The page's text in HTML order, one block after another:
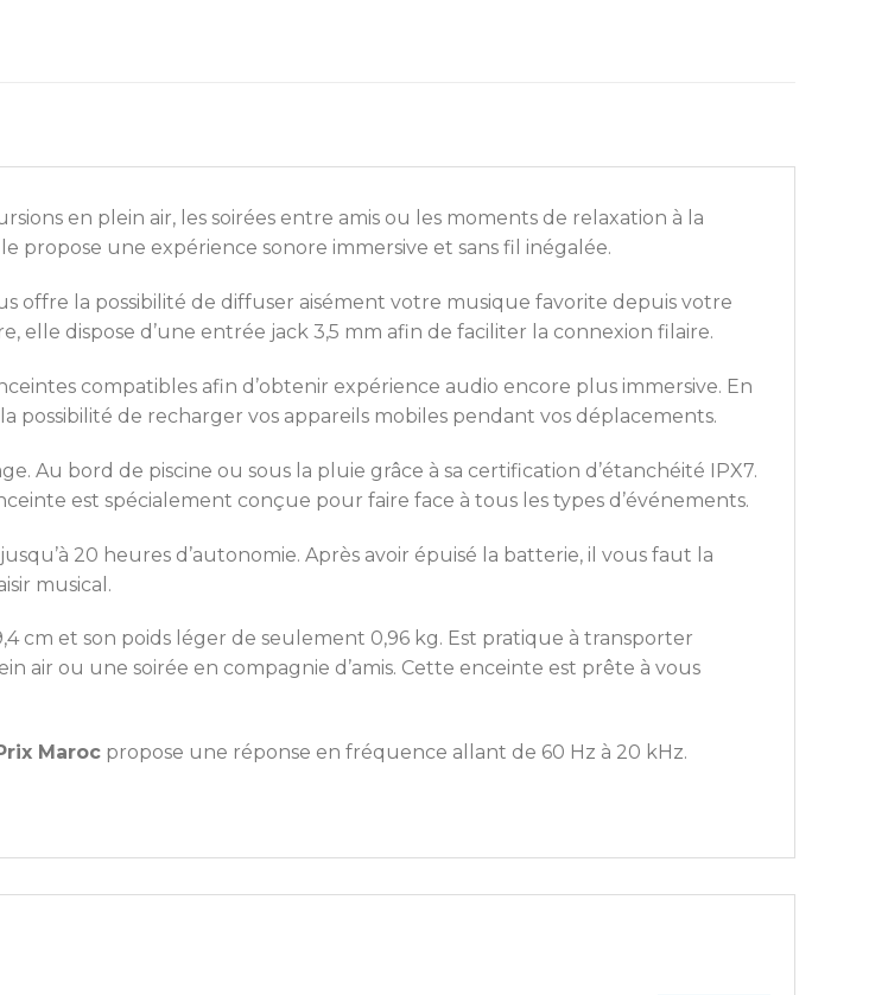
en plein air, les soirées entre amis ou les moments de relaxation à la
propose une expérience sonore immersive et sans fil inégalée.
offre la possibilité de diffuser aisément votre musique favorite depuis votre
dispose d’une entrée jack 3,5 mm afin de faciliter la connexion filaire.
compatibles afin d’obtenir expérience audio encore plus immersive. En
possibilité de recharger vos appareils mobiles pendant vos déplacements.
Au bord de piscine ou sous la pluie grâce à sa certification d’étanchéité IPX7.
est spécialement conçue pour faire face à tous les types d’événements.
20 heures d’autonomie. Après avoir épuisé la batterie, il vous faut la
musical.
cm et son poids léger de seulement 0,96 kg. Est pratique à transporter
air ou une soirée en compagnie d’amis. Cette enceinte est prête à vous
Maroc propose une réponse en fréquence allant de 60 Hz à 20 kHz.